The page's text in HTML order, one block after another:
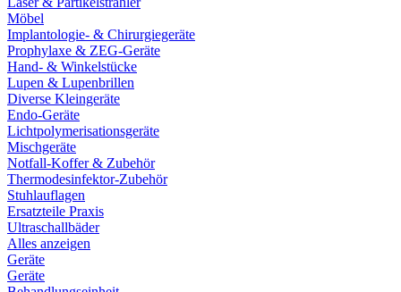
Möbel
Implantologie- & Chirurgiegeräte
Prophylaxe & ZEG-Geräte
Hand- & Winkelstücke
Lupen & Lupenbrillen
Diverse Kleingeräte
Endo-Geräte
Lichtpolymerisationsgeräte
Mischgeräte
Notfall-Koffer & Zubehör
Thermodesinfektor-Zubehör
Stuhlauflagen
Ersatzteile Praxis
Ultraschallbäder
Alles anzeigen
Geräte
Geräte